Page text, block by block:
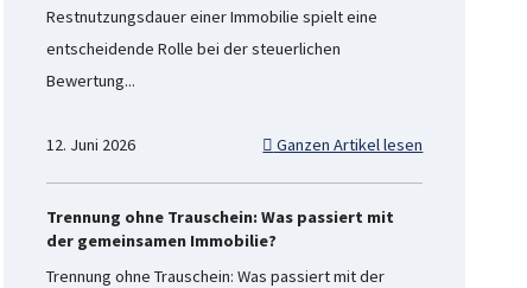
Restnutzungsdauer einer Immobilie spielt eine
entscheidende Rolle bei der steuerlichen
Bewertung...
12. Juni 2026 Ganzen Artikel lesen
Trennung ohne Trauschein: Was passiert mit
der gemeinsamen Immobilie?
Trennung ohne Trauschein: Was passiert mit der